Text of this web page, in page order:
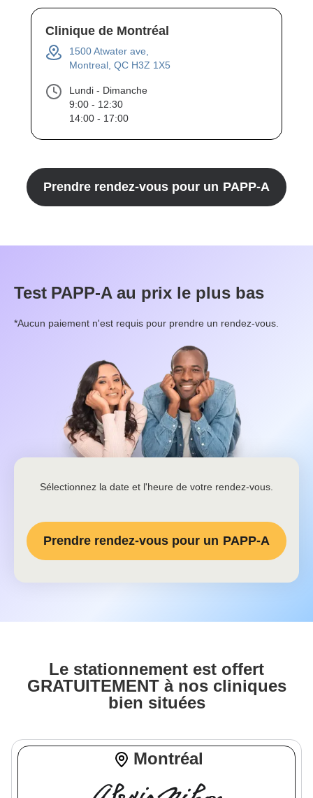
Clinique de Montréal
1500 Atwater ave,
Montreal, QC H3Z 1X5
Lundi - Dimanche
9:00 - 12:30
14:00 - 17:00
Prendre rendez-vous pour un PAPP-A
Test PAPP-A au prix le plus bas
*Aucun paiement n'est requis pour prendre un rendez-vous.
Sélectionnez la date et l'heure de votre rendez-vous.
Prendre rendez-vous pour un PAPP-A
Le stationnement est offert
GRATUITEMENT à nos cliniques
bien situées
Montréal